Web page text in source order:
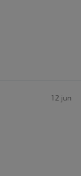
12 jun